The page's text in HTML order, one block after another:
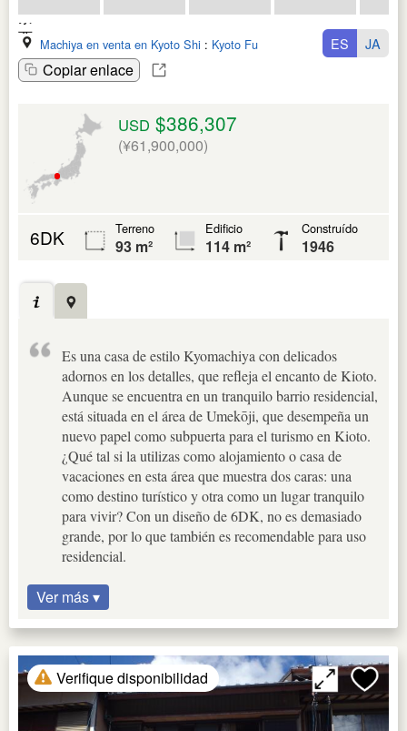
Machiya en venta en Kyoto Shi : Kyoto Fu
Copiar enlace
ES JA
USD $386,307
(¥61,900,000)
6DK Terreno
93 m²
Edificio
114 m²
Construído
1946
Es una casa de estilo Kyomachiya con delicados
adornos en los detalles, que refleja el encanto de Kioto.
Aunque se encuentra en un tranquilo barrio residencial,
está situada en el área de Umekōji, que desempeña un
nuevo papel como subpuerta para el turismo en Kioto.
¿Qué tal si la utilizas como alojamiento o casa de
vacaciones en esta área que muestra dos caras: una
como destino turístico y otra como un lugar tranquilo
para vivir? Con un diseño de 6DK, no es demasiado
grande, por lo que también es recomendable para uso
residencial.
Ver más ▾
Verifique disponibilidad